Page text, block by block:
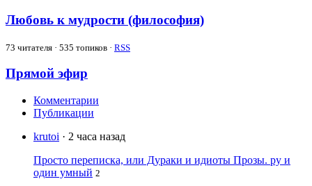
Любовь к мудрости (философия)
73 читателя · 535 топиков · RSS
Прямой эфир
Комментарии
Публикации
krutoi · 2 часа назад
Просто переписка, или Дураки и идиоты Прозы. ру и
один умный 2